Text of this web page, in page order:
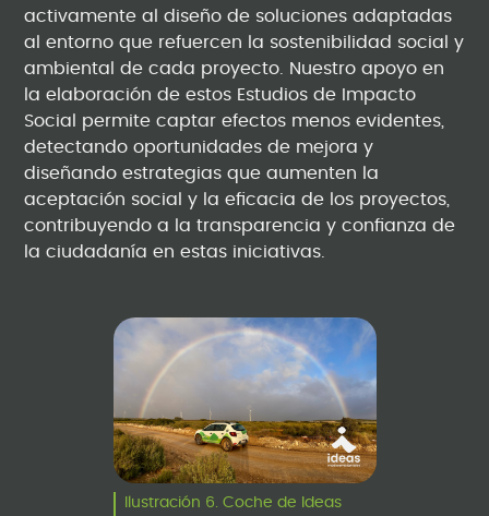
activamente al diseño de soluciones adaptadas
al entorno que refuercen la sostenibilidad social y
ambiental de cada proyecto. Nuestro apoyo en
la elaboración de estos Estudios de Impacto
Social permite captar efectos menos evidentes,
detectando oportunidades de mejora y
diseñando estrategias que aumenten la
aceptación social y la eficacia de los proyectos,
contribuyendo a la transparencia y confianza de
la ciudadanía en estas iniciativas.
Ilustración 6. Coche de Ideas